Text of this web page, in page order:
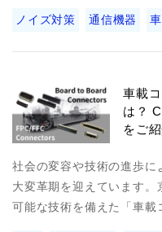
ノイズ対策 通信機器
車載
は？
をご
社会の変容や技術の進歩
大変革期を迎えています
可能な技術を備えた「車載